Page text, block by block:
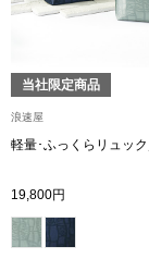
アクセサリー
当社限定商品
浪速屋
軽量･ふっくらリュッ
19,800円